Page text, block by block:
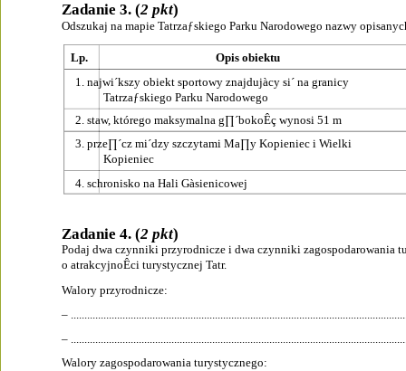
Zadanie 3. (2 pkt)
Odszukaj na mapie Tatrzaƒskiego Parku Narodowego nazwy
Lp.
Opis obiektu
1. najwi´kszy obiekt sportowy znajdujàcy si´ na granicy
Tatrzaƒskiego Parku Narodowego
2. staw, którego maksymalna g∏´bokoÊç wynosi 51 m
3. prze∏´cz mi´dzy szczytami Ma∏y Kopieniec i Wielki
Kopieniec
4. schronisko na Hali Gàsienicowej
Zadanie 4. (2 pkt)
Podaj dwa czynniki przyrodnicze i dwa czynniki zagospodarowania
o atrakcyjnoÊci turystycznej Tatr.
Walory przyrodnicze:
–
–
Walory zagospodarowania turystycznego: